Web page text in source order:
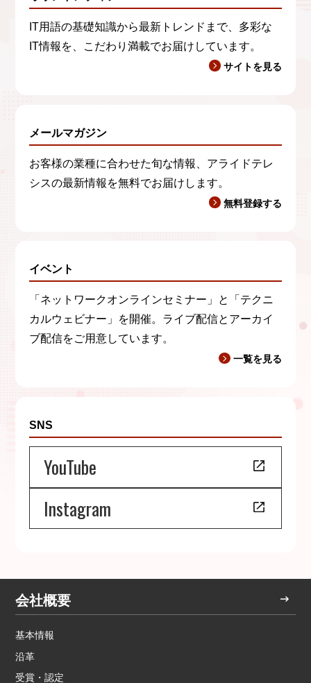
IT用語の基礎知識から最新トレンドまで、多彩な
IT情報を、こだわり満載でお届けしています。
サイトを見る
メールマガジン
お客様の業種に合わせた旬な情報、アライドテレ
シスの最新情報を無料でお届けします。
無料登録する
イベント
「ネットワークオンラインセミナー」と「テクニ
カルウェビナー」を開催。ライブ配信とアーカイ
ブ配信をご用意しています。
一覧を見る
SNS
YouTube
Instagram
会社概要
基本情報
沿革
受賞・認定